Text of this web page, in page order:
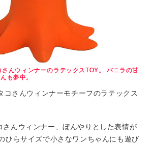
んウィンナーのラテックスTOY。 バニラの甘
も夢中。
コさんウィンナーモチーフのラテックス
さんウィンナー、ぼんやりとした表情が
ひらサイズで小さなワンちゃんにも遊び